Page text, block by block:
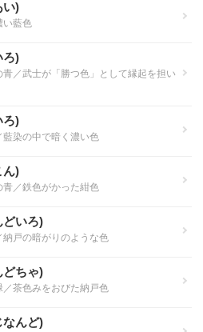
い)
い藍色
ろ)
青／武士が「勝つ色」として縁起を担い
ろ)
藍染の中で暗く濃い色
ん)
青／鉄色がかった紺色
どいろ)
納戸の暗がりのような色
どちゃ)
／茶色みをおびた納戸色
なんど)